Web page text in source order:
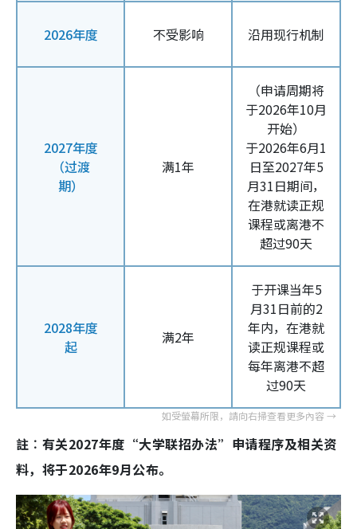
2026年度 不受影响 沿用现行机制
2027年度
（过渡
期）
满1年
（申请周期将
于2026年10月
开始）
于2026年6月1
日至2027年5
月31日期间，
在港就读正规
课程或离港不
超过90天
2028年度
起
满2年
于开课当年5
月31日前的2
年内，在港就
读正规课程或
每年离港不超
过90天
註︰有关2027年度“大学联招办法”申请程序及相关资
料，将于2026年9月公布。